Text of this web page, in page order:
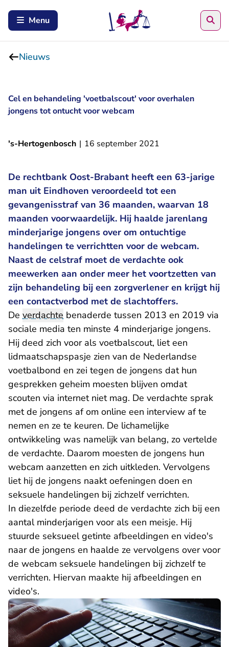
Menu
Nieuws
Cel en behandeling 'voetbalscout' voor overhalen
jongens tot ontucht voor webcam
's-Hertogenbosch | 16 september 2021
De rechtbank Oost-Brabant heeft een 63-jarige
man uit Eindhoven veroordeeld tot een
gevangenisstraf van 36 maanden, waarvan 18
maanden voorwaardelijk. Hij haalde jarenlang
minderjarige jongens over om ontuchtige
handelingen te verrichtten voor de webcam.
Naast de celstraf moet de verdachte ook
meewerken aan onder meer het voortzetten van
zijn behandeling bij een zorgverlener en krijgt hij
een contactverbod met de slachtoffers.
De verdachte benaderde tussen 2013 en 2019 via
sociale media ten minste 4 minderjarige jongens.
Hij deed zich voor als voetbalscout, liet een
lidmaatschapspasje zien van de Nederlandse
voetbalbond en zei tegen de jongens dat hun
gesprekken geheim moesten blijven omdat
scouten via internet niet mag. De verdachte sprak
met de jongens af om online een interview af te
nemen en ze te keuren. De lichamelijke
ontwikkeling was namelijk van belang, zo vertelde
de verdachte. Daarom moesten de jongens hun
webcam aanzetten en zich uitkleden. Vervolgens
liet hij de jongens naakt oefeningen doen en
seksuele handelingen bij zichzelf verrichten.
In diezelfde periode deed de verdachte zich bij een
aantal minderjarigen voor als een meisje. Hij
stuurde seksueel getinte afbeeldingen en video's
naar de jongens en haalde ze vervolgens over voor
de webcam seksuele handelingen bij zichzelf te
verrichten. Hiervan maakte hij afbeeldingen en
video's.